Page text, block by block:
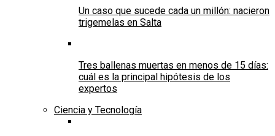
Un caso que sucede cada un millón: nacieron
trigemelas en Salta
Tres ballenas muertas en menos de 15 días:
cuál es la principal hipótesis de los
expertos
Ciencia y Tecnología